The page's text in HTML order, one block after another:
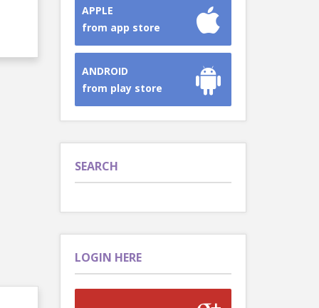
APPLE
from app store
ANDROID
from play store
SEARCH
LOGIN HERE